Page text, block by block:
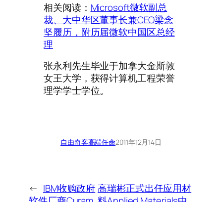
相关阅读： Microsoft微软副总
裁、大中华区董事长兼CEO梁念
坚履历，附历届微软中国区总经
理
张永利先生毕业于加拿大金斯敦
女王大学，获得计算机工程荣誉
理学学士学位。
自由奇客高端任命2011年12月14日
← IBM收购政府高瑞彬正式出任应用材